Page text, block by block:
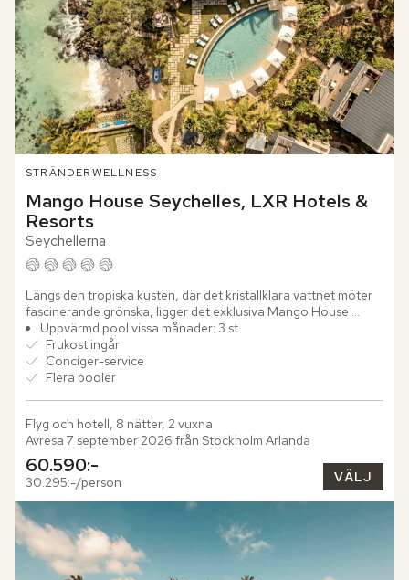
STRÄNDERWELLNESS
Mango House Seychelles, LXR Hotels &
Resorts
Seychellerna
Längs den tropiska kusten, där det kristallklara vattnet möter
fascinerande grönska, ligger det exklusiva Mango House
Seychelles, LXR Hotels & Resorts – en plats som en gång var...
Uppvärmd pool vissa månader: 3 st
Frukost ingår
Conciger-service
Flera pooler
Flyg och hotell, 8 nätter, 2 vuxna
Avresa 7 september 2026 från Stockholm Arlanda
60.590:-
30.295:-/person VÄLJ